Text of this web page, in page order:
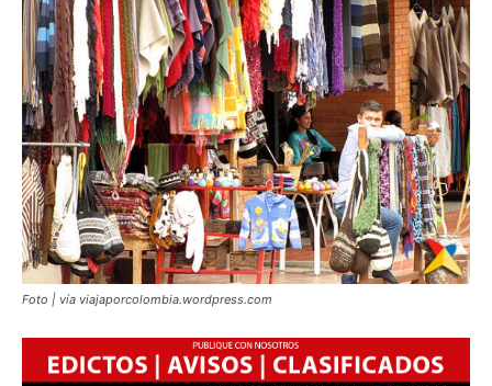
Foto | vía viajaporcolombia.wordpress.com